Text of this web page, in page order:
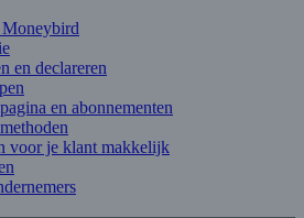
en declareren
en abonnementen
voor je klant makkelijk